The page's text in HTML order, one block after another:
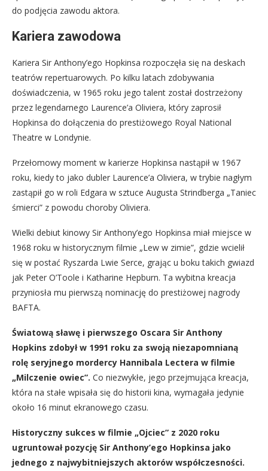
do podjęcia zawodu aktora.
Kariera zawodowa
Kariera Sir Anthony’ego Hopkinsa rozpoczęła się na deskach
teatrów repertuarowych. Po kilku latach zdobywania
doświadczenia, w 1965 roku jego talent został dostrzeżony
przez legendarnego Laurence’a Oliviera, który zaprosił
Hopkinsa do dołączenia do prestiżowego Royal National
Theatre w Londynie.
Przełomowy moment w karierze Hopkinsa nastąpił w 1967
roku, kiedy to jako dubler Laurence’a Oliviera, w trybie nagłym
zastąpił go w roli Edgara w sztuce Augusta Strindberga „Taniec
śmierci” z powodu choroby Oliviera.
Wielki debiut kinowy Sir Anthony’ego Hopkinsa miał miejsce w
1968 roku w historycznym filmie „Lew w zimie”, gdzie wcielił
się w postać Ryszarda Lwie Serce, grając u boku takich gwiazd
jak Peter O’Toole i Katharine Hepburn. Ta wybitna kreacja
przyniosła mu pierwszą nominację do prestiżowej nagrody
BAFTA.
Światową sławę i pierwszego Oscara Sir Anthony
Hopkins zdobył w 1991 roku za swoją niezapomnianą
rolę seryjnego mordercy Hannibala Lectera w filmie
„Milczenie owiec”. Co niezwykłe, jego przejmująca kreacja,
która na stałe wpisała się do historii kina, wymagała jedynie
około 16 minut ekranowego czasu.
Historyczny sukces w filmie „Ojciec” z 2020 roku
ugruntował pozycję Sir Anthony’ego Hopkinsa jako
jednego z najwybitniejszych aktorów współczesności.